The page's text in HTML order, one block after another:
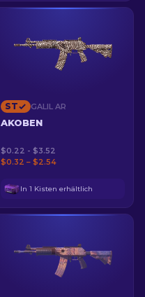
ST GALIL AR
AKOBEN
$0.22 - $3.52
$0.32 – $2.54
In 1 Kisten erhältlich